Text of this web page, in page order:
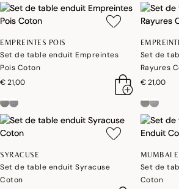
EMPREINTES POIS
Set de table enduit Empreintes
Pois Coton
€ 21,00
Set de
Rayures
€ 21,00
SYRACUSE
Set de table enduit Syracuse
Coton
MUMBAI
Set de
Coton